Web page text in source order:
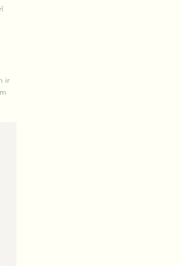
ir